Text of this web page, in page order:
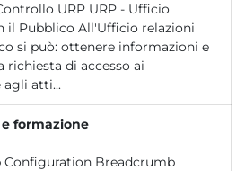
URP URP - Ufficio
il Pubblico All'Ufficio relazioni
si può: ottenere informazioni e
richiesta di accesso ai
atti...
formazione
Configuration Breadcrumb